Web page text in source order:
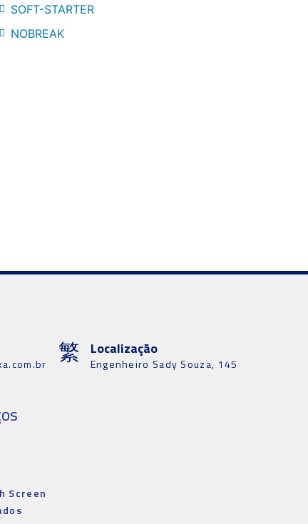
SOFT-STARTER
NOBREAK
Localização
Engenheiro Sady Souza, 145
Screen